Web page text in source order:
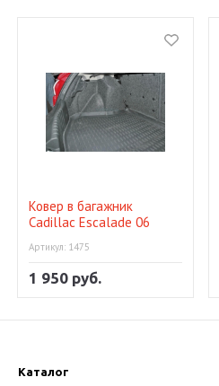
Ковер в багажник
Cadillac Escalade 06
Артикул: 1475
1 950 руб.
Каталог